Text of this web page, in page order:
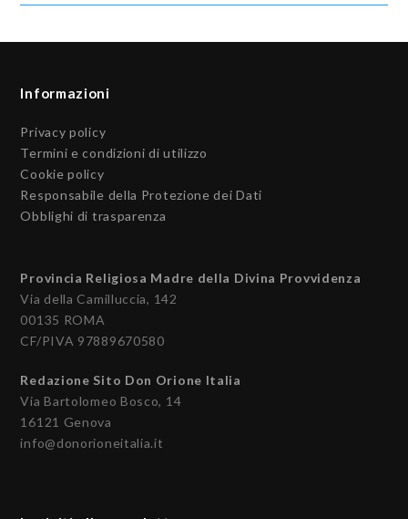
Informazioni
Privacy policy
Termini e condizioni di utilizzo
Cookie policy
Responsabile della Protezione dei Dati
Obblighi di trasparenza
Provincia Religiosa Madre della Divina Provvidenza
Via della Camilluccia, 142
00135 ROMA
CF/PIVA 97889670580
Redazione Sito Don Orione Italia
Via Bartolomeo Bosco, 14
16121 Genova
info@donorioneitalia.it